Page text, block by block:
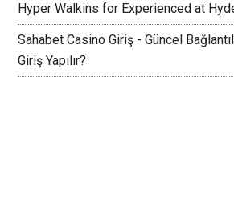
Hyper Walkins for Experienced at
Sahabet Casino Giriş - Güncel
Giriş Yapılır?